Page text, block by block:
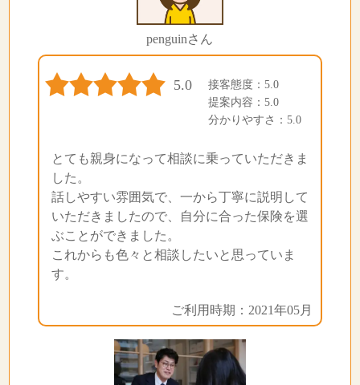
penguinさん
5.0
接客態度：5.0
提案内容：5.0
分かりやすさ：5.0
とても親身になって相談に乗っていただきま
した。
話しやすい雰囲気で、一から丁寧に説明して
いただきましたので、自分に合った保険を選
ぶことができました。
これからも色々と相談したいと思っていま
す。
ご利用時期：2021年05月